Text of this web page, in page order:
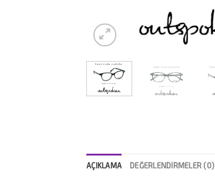
AÇIKLAMA DEĞERLENDIRMELER (0)